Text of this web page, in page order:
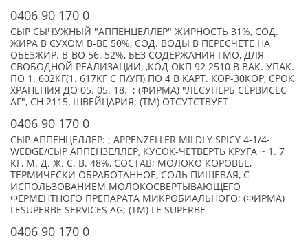
0406 90 170 0
СЫР СЫЧУЖНЫЙ "АППЕНЦЕЛЛЕР" ЖИРНОСТЬ 31%, СОД.
ЖИРА В СУХОМ В-ВЕ 50%, СОД. ВОДЫ В ПЕРЕСЧЕТЕ НА
ОБЕЗЖИР. В-ВО 56. 52%, БЕЗ СОДЕРЖАНИЯ ГМО, ДЛЯ
СВОБОДНОЙ РЕАЛИЗАЦИИ, ,КОД ОКП 92 2510 В ВАК. УПАК.
ПО 1. 602КГ(1. 617КГ С П/УП) ПО 4 В КАРТ. КОР-30КОР, СРОК
ХРАНЕНИЯ ДО 05. 05. 18. ; (ФИРМА) "ЛЕСУПЕРБ СЕРВИСЕС
АГ", CH 2115, ШВЕЙЦАРИЯ; (TM) ОТСУТСТВУЕТ
0406 90 170 0
СЫР АППЕНЦЕЛЛЕР: ; APPENZELLER MILDLY SPICY 4-1/4-
WEDGE/СЫР АППЕНЗЕЛЛЕР, КУСОК-ЧЕТВЕРТЬ КРУГА ~ 1. 7
КГ, М. Д. Ж. С. В. 48%, СОСТАВ; МОЛОКО КОРОВЬЕ,
ТЕРМИЧЕСКИ ОБРАБОТАННОЕ, СОЛЬ ПИЩЕВАЯ, С
ИСПОЛЬЗОВАНИЕМ МОЛОКОСВЁРТЫВАЮЩЕГО
ФЕРМЕНТНОГО ПРЕПАРАТА МИКРОБИАЛЬНОГО; (ФИРМА)
LESUPERBE SERVICES AG; (TM) LE SUPERBE
0406 90 170 0